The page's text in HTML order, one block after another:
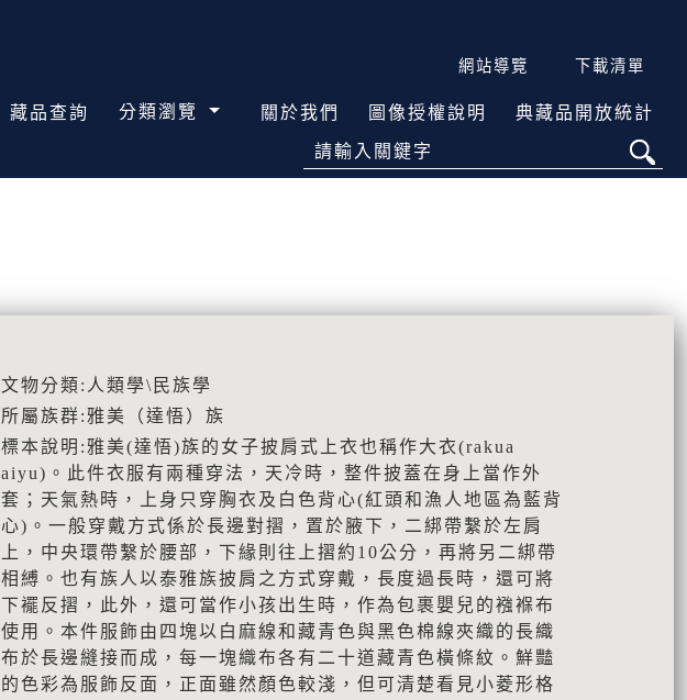
網站導覽 下載清單
藏品查詢 分類瀏覽 關於我們 圖像授權說明 典藏品開放統計
請輸入關鍵字
文物分類:人類學\民族學
所屬族群:雅美（達悟）族
標本說明:雅美(達悟)族的女子披肩式上衣也稱作大衣(rakua
aiyu)。此件衣服有兩種穿法，天冷時，整件披蓋在身上當作外
套；天氣熱時，上身只穿胸衣及白色背心(紅頭和漁人地區為藍背
心)。一般穿戴方式係於長邊對摺，置於腋下，二綁帶繫於左肩
上，中央環帶繫於腰部，下緣則往上摺約10公分，再將另二綁帶
相縛。也有族人以泰雅族披肩之方式穿戴，長度過長時，還可將
下襬反摺，此外，還可當作小孩出生時，作為包裹嬰兒的襁褓布
使用。本件服飾由四塊以白麻線和藏青色與黑色棉線夾織的長織
布於長邊縫接而成，每一塊織布各有二十道藏青色橫條紋。鮮豔
的色彩為服飾反面，正面雖然顏色較淺，但可清楚看見小菱形格